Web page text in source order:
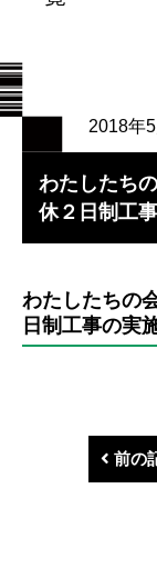
2018年
わたしたち
休２日制工
わたしたちの
日制工事の実
前の